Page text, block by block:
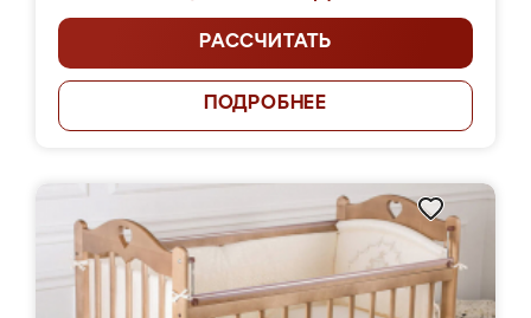
РАССЧИТАТЬ
ПОДРОБНЕЕ